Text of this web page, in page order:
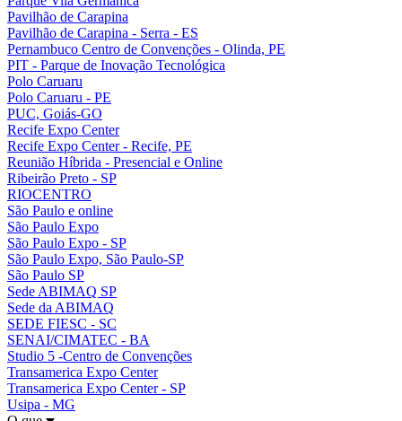
Pavilhão de Carapina
Pavilhão de Carapina - Serra - ES
Pernambuco Centro de Convenções - Olinda, PE
PIT - Parque de Inovação Tecnológica
Polo Caruaru
Polo Caruaru - PE
PUC, Goiás-GO
Recife Expo Center
Recife Expo Center - Recife, PE
Reunião Híbrida - Presencial e Online
Ribeirão Preto - SP
RIOCENTRO
São Paulo e online
São Paulo Expo
São Paulo Expo - SP
São Paulo Expo, São Paulo-SP
São Paulo SP
Sede ABIMAQ SP
Sede da ABIMAQ
SEDE FIESC - SC
SENAI/CIMATEC - BA
Studio 5 -Centro de Convenções
Transamerica Expo Center
Transamerica Expo Center - SP
Usipa - MG